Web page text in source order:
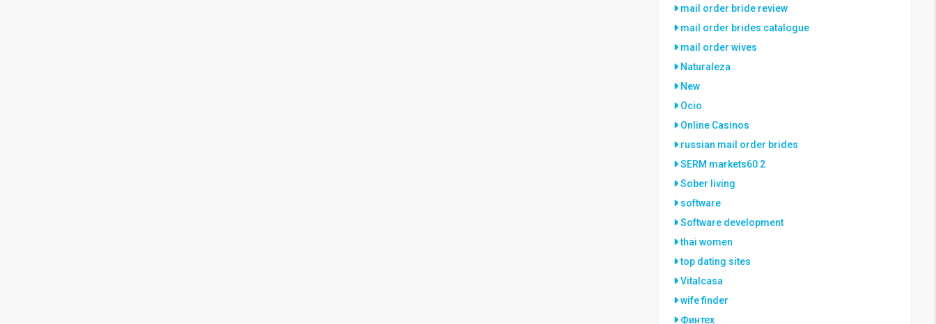
mail order bride review
mail order brides catalogue
mail order wives
Naturaleza
New
Ocio
Online Casinos
russian mail order brides
SERM markets60 2
Sober living
software
Software development
thai women
top dating sites
Vitalcasa
wife finder
Финтех